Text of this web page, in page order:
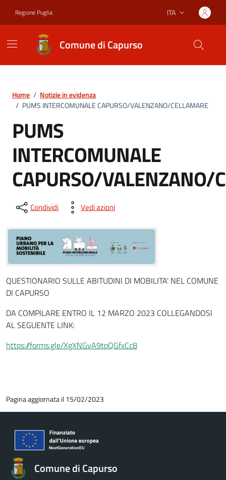
Regione Puglia Lingua attiva:
ITA
Comune di Capurso
Home / Notizie in evidenza
/ PUMS INTERCOMUNALE CAPURSO/VALENZANO/CELLAMARE
PUMS
INTERCOMUNALE
CAPURSO/VALENZANO/
Condividi Vedi azioni
QUESTIONARIO SULLE ABITUDINI DI MOBILITA’ NEL COMUNE
DI CAPURSO
DA COMPILARE ENTRO IL 12 MARZO 2023 COLLEGANDOSI
AL SEGUENTE LINK:
https://forms.gle/XgXNGvA9tpQGfxCc8
Pagina aggiornata il 15/02/2023
Comune di Capurso